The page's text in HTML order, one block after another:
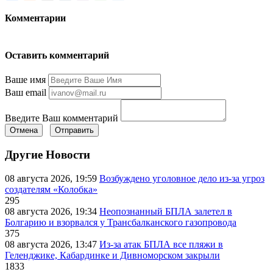
Комментарии
Оставить комментарий
Ваше имя
Ваш email
Введите Ваш комментарий
Отмена Отправить
Другие Новости
08 августа 2026, 19:59 Возбуждено уголовное дело из-за угроз
создателям «Колобка»
295
08 августа 2026, 19:34 Неопознанный БПЛА залетел в
Болгарию и взорвался у Трансбалканского газопровода
375
08 августа 2026, 13:47 Из-за атак БПЛА все пляжи в
Геленджике, Кабардинке и Дивноморском закрыли
1833